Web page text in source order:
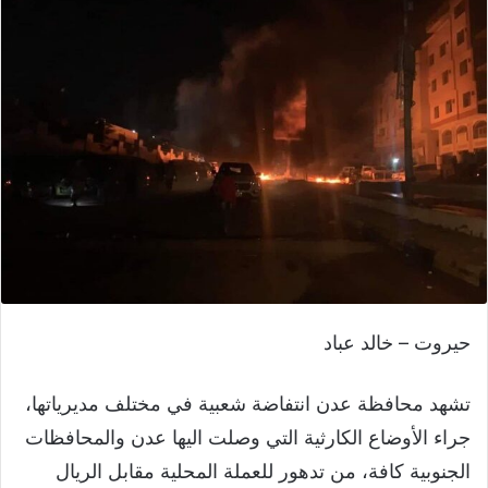
حيروت – خالد عباد
تشهد محافظة عدن انتفاضة شعبية في مختلف مديرياتها،
جراء الأوضاع الكارثية التي وصلت اليها عدن والمحافظات
الجنوبية كافة، من تدهور للعملة المحلية مقابل الريال